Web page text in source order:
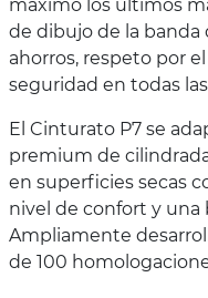
máximo los últimos
de dibujo de la banda
ahorros, respeto por
seguridad en todas
El Cinturato P7 se
premium de
en superficies secas
nivel de confort y una
Ampliamente
de 100